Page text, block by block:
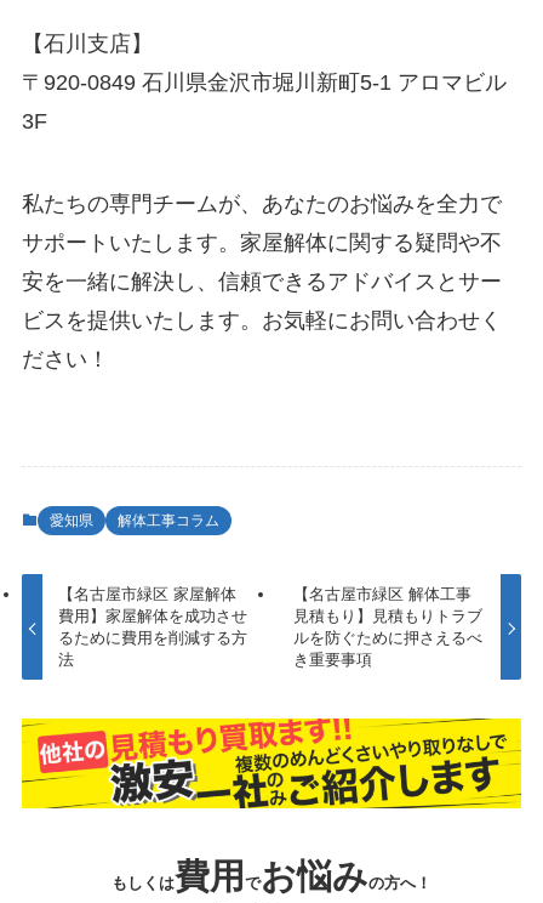
【石川支店】
〒920-0849 石川県金沢市堀川新町5-1 アロマビル
3F
私たちの専門チームが、あなたのお悩みを全力で
サポートいたします。家屋解体に関する疑問や不
安を一緒に解決し、信頼できるアドバイスとサー
ビスを提供いたします。お気軽にお問い合わせく
ださい！
愛知県 解体工事コラム
【名古屋市緑区 家屋解体
費用】家屋解体を成功させ
るために費用を削減する方
法
【名古屋市緑区 解体工事
見積もり】見積もりトラブ
ルを防ぐために押さえるべ
き重要事項
もしくは費用 でお悩みの方へ！